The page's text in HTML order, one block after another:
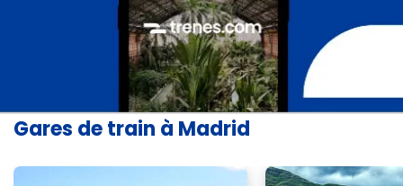
Gares de train à Madrid